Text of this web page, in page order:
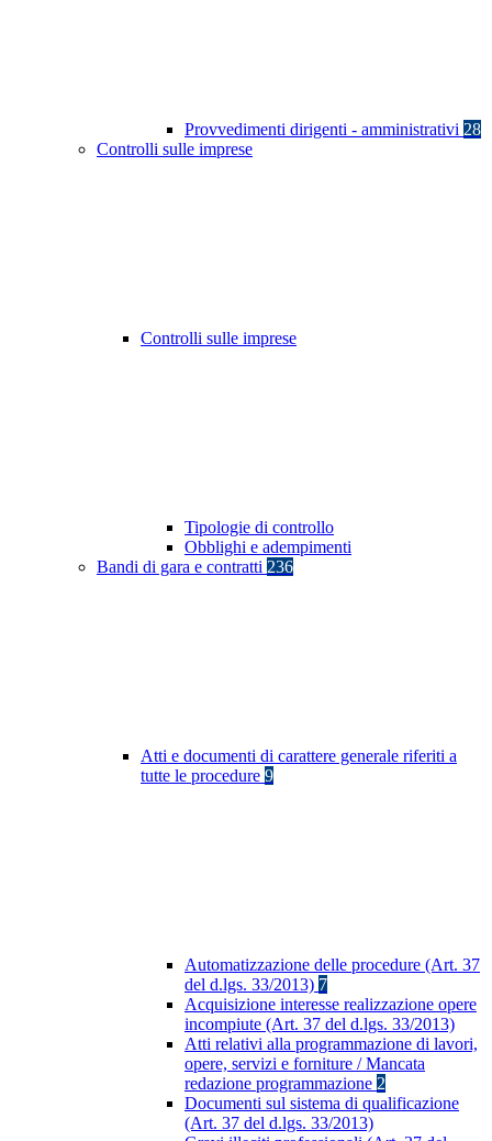
Provvedimenti dirigenti - amministrativi 28
Controlli sulle imprese
Controlli sulle imprese
Tipologie di controllo
Obblighi e adempimenti
Bandi di gara e contratti 236
Atti e documenti di carattere generale riferiti a
tutte le procedure 9
Automatizzazione delle procedure (Art. 37
del d.lgs. 33/2013) 7
Acquisizione interesse realizzazione opere
incompiute (Art. 37 del d.lgs. 33/2013)
Atti relativi alla programmazione di lavori,
opere, servizi e forniture / Mancata
redazione programmazione 2
Documenti sul sistema di qualificazione
(Art. 37 del d.lgs. 33/2013)